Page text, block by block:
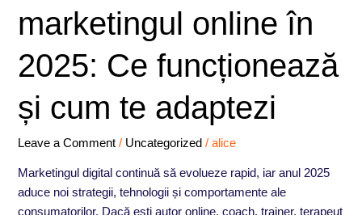
marketingul online în
2025: Ce funcționează
și cum te adaptezi
Leave a Comment / Uncategorized /alice
Marketingul digital continuă să evolueze rapid, iar anul 2025
aduce noi strategii, tehnologii și comportamente ale
consumatorilor. Dacă ești autor online, coach, trainer, terapeut
online
2025:
funcționează
și
cum